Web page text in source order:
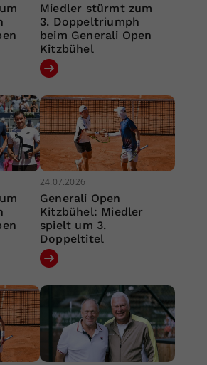
Miedler stürmt zum
3. Doppeltriumph
beim Generali Open
Kitzbühel
24.07.2026
Generali Open
Kitzbühel: Miedler
spielt um 3.
Doppeltitel